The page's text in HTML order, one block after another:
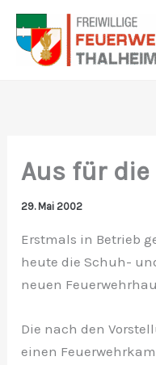
Zum
Inhalt
springen
Aus für die
29. Mai 2002
Erstmals in Betrieb
heute die Schuh-
neuen
Die nach den
einen